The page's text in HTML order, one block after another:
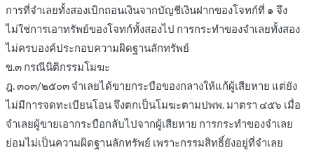
การที่จำเลยทั้งสองเบิกถอนเงินจากบัญชีเงินฝากของโจทก์ที่ ๑ จึง
ไม่ใช่การเอาทรัพย์ของโจทก์ทั้งสองไป การกระทำของจำเลยทั้งสอง
ไม่ครบองค์ประกอบความผิดฐานลักทรัพย์
ข.๓ กรณีนิติกรรมโมฆะ
ฎ. ๓๐๓/๒๕๐๓ จำเลยได้ขายกระบือของกลางให้แก้ผู้เสียหาย แต่ยัง
ไม่มีการจดทะเบียนโอน จึงตกเป็นโมฆะตามปพพ. มาตรา ๔๕๖ เมื่อ
จำเลยผู้ขายเอากระบือกลับไปจากผู้เสียหาย การกระทำของจำเลย
ย่อมไม่เป็นความผิดฐานลักทรัพย์ เพราะกรรมสิทธิ์ยังอยู่ที่จำเลย